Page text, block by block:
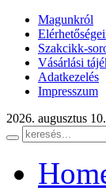
Magunkról
Szakcikk-
Vásárlási
Adatkezelés
Impresszum
2026. augusztus